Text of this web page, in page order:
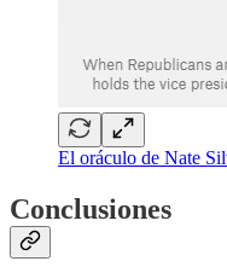
El oráculo de Nate
Conclusiones